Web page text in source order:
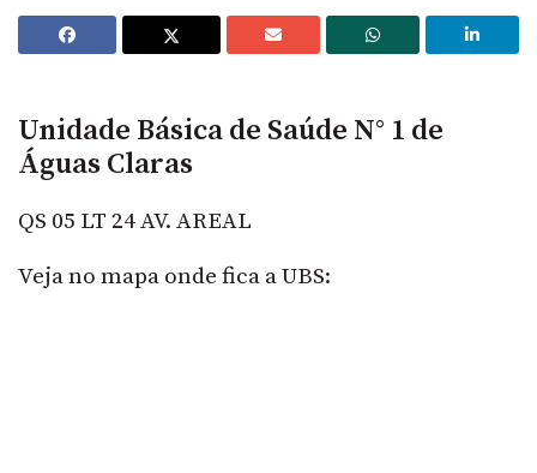
Unidade Básica de Saúde N° 1 de
Águas Claras
QS 05 LT 24 AV. AREAL
Veja no mapa onde fica a UBS: